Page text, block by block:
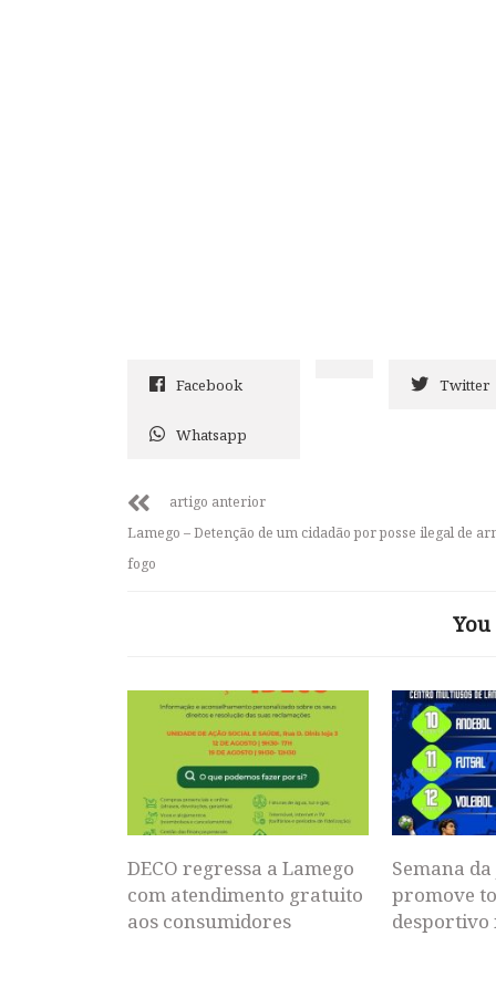
Facebook Twitter
Whatsapp
artigo anterior
Lamego – Detenção de um cidadão por posse ilegal de
fogo
DECO regressa a Lamego
com atendimento gratuito
aos consumidores
Semana
promove